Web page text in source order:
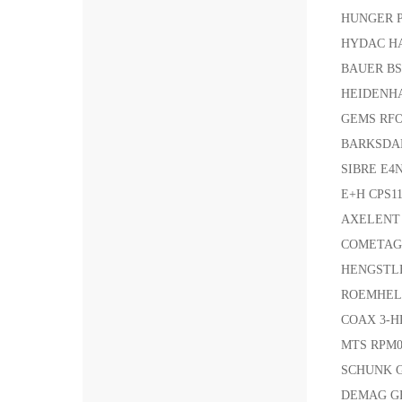
HUNGER
HYDAC
BAUER
GEMS
SIBRE
E+H
AXELENT
COAX 3-
MTS
SCHUNK
DEMAG